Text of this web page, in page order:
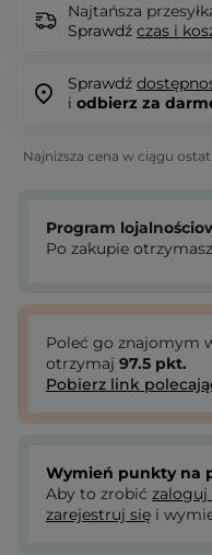
Najtańsza
Sprawdź czas i
Sprawdź
i odbierz za
Najniższa cena w ciągu
Program
Po zakupie
Poleć go znajomym
otrzymaj 97.5 pkt.
Pobierz link
Wymień punkty na
Aby to zrobić zaloguj
zarejestruj się i